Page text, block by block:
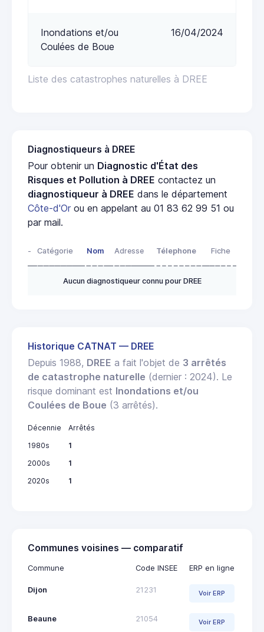
Liste des catastrophes naturelles à DREE
Inondations et/ou
Coulées de Boue
16/04/2024
Diagnostiqueurs à DREE
Pour obtenir un Diagnostic d'État des
Risques et Pollution à DREE contactez un
diagnostiqueur à DREE dans le département
Côte-d'Or ou en appelant au 01 83 62 99 51 ou
par mail.
- Catégorie Nom Adresse Télephone Fiche
Aucun diagnostiqueur connu pour DREE
Historique CATNAT — DREE
Depuis 1988, DREE a fait l'objet de 3 arrêtés
de catastrophe naturelle (dernier : 2024). Le
risque dominant est Inondations et/ou
Coulées de Boue (3 arrêtés).
Décennie
Arrêtés
1980s
1
2000s
1
2020s
1
Communes voisines — comparatif
Commune Code INSEE ERP en ligne
Dijon 21231 Voir ERP
Beaune 21054 Voir ERP